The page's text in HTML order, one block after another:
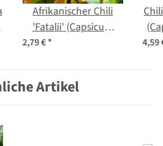
Afrikanischer Chili
'Fatalii' (Capsicum
chinense) Samen
2,79 €* 4,59
Artikel